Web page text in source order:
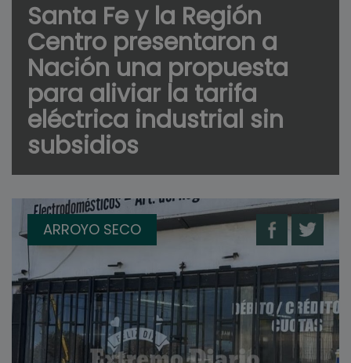
Santa Fe y la Región
Centro presentaron a
Nación una propuesta
para aliviar la tarifa
eléctrica industrial sin
subsidios
ARROYO SECO